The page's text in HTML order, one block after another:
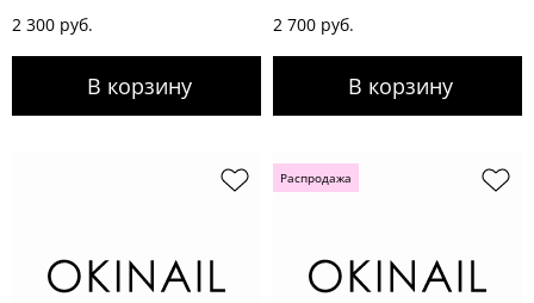
2 300 руб. 2 700 руб.
Распродажа